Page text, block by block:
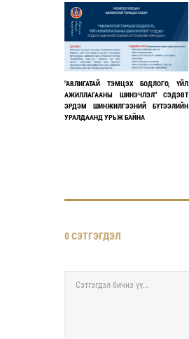
"АВЛИГАТАЙ ТЭМЦЭХ БОДЛОГО, ҮЙЛ
АЖИЛЛАГААНЫ ШИНЭЧЛЭЛ" СЭДЭВТ
ЭРДЭМ ШИНЖИЛГЭЭНИЙ БҮТЭЭЛИЙН
УРАЛДААНД УРЬЖ БАЙНА
0 СЭТГЭГДЭЛ